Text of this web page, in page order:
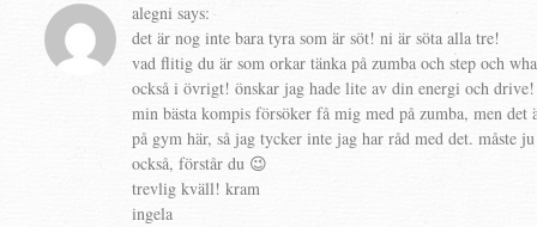
alegni says:
det är nog inte bara tyra som är söt! ni är söta alla tre!
vad flitig du är som orkar tänka på zumba och step och
också i övrigt! önskar jag hade lite av din energi och drive!
min bästa kompis försöker få mig med på zumba, men
på gym här, så jag tycker inte jag har råd med det. måste
också, förstår du 😉
trevlig kväll! kram
ingela